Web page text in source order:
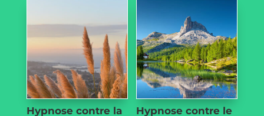
Hypnose contre la
Hypnose contre le